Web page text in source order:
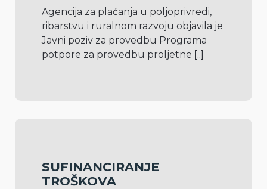
Agencija za plaćanja u poljoprivredi,
ribarstvu i ruralnom razvoju objavila je
Javni poziv za provedbu Programa
potpore za provedbu proljetne [..]
SUFINANCIRANJE
TROŠKOVA